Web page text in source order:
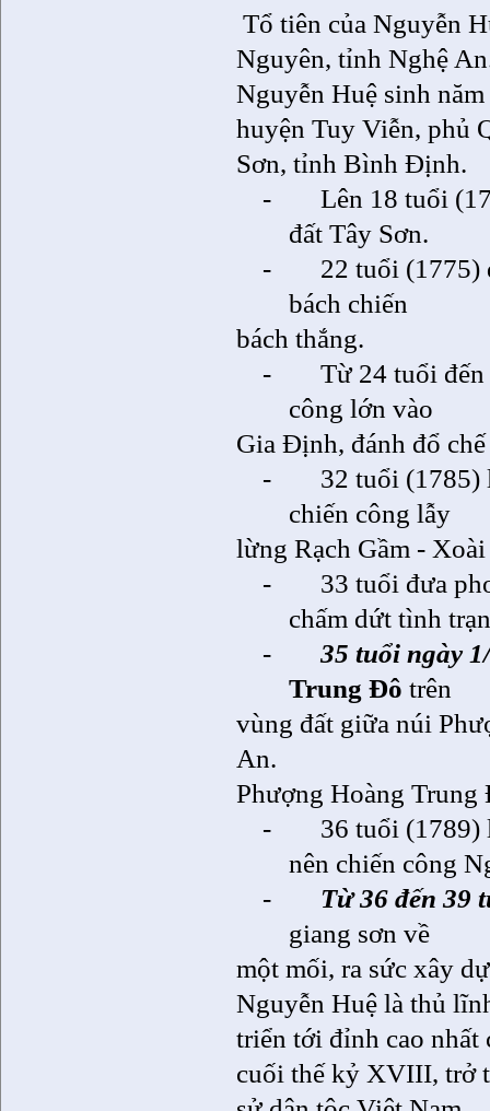
Tổ tiên của Nguyễn
Nguyên, tỉnh Nghệ
Nguyễn Huệ sinh
huyện Tuy Viễn, phủ
Sơn, tỉnh Bình Định.
-
Lên 18 tuổi
đất Tây Sơn.
-
22 tuổi (1775)
bách chiến
bách thắng.
-
Từ 24 tuổi
công lớn vào
Gia Định, đánh đổ
-
32 tuổi (1785)
chiến công lẫy
lừng Rạch Gầm -
-
33 tuổi đưa
chấm dứt tình
-
35 tuổi ngày
Trung Đô trên
vùng đất giữa núi
An.
Phượng Hoàng
-
36 tuổi (1789)
nên chiến công
-
Từ 36 đến 39
giang sơn về
một mối, ra sức xây
Nguyễn Huệ là thủ
triển tới đỉnh cao nhất
cuối thế kỷ XVIII, trở